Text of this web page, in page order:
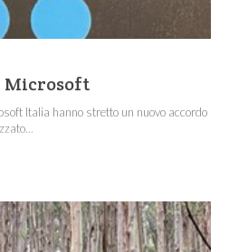
Microsoft
Italia hanno stretto un nuovo accordo